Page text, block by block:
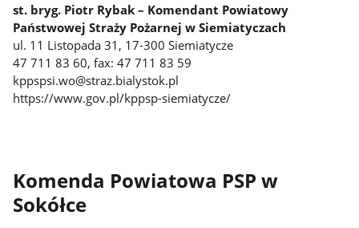
st. bryg. Piotr Rybak – Komendant Powiatowy
Państwowej Straży Pożarnej w Siemiatyczach
ul. 11 Listopada 31, 17-300 Siemiatycze
47 711 83 60, fax: 47 711 83 59
kppspsi.wo@straz.bialystok.pl
https://www.gov.pl/kppsp-siemiatycze/
Komenda Powiatowa PSP w
Sokółce